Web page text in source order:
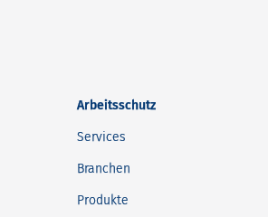
Arbeitsschutz
Services
Branchen
Produkte